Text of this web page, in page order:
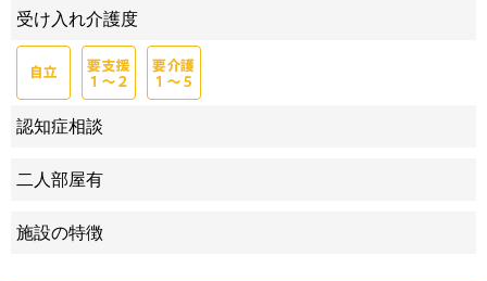
受け入れ介護度
認知症相談
二人部屋有
施設の特徴